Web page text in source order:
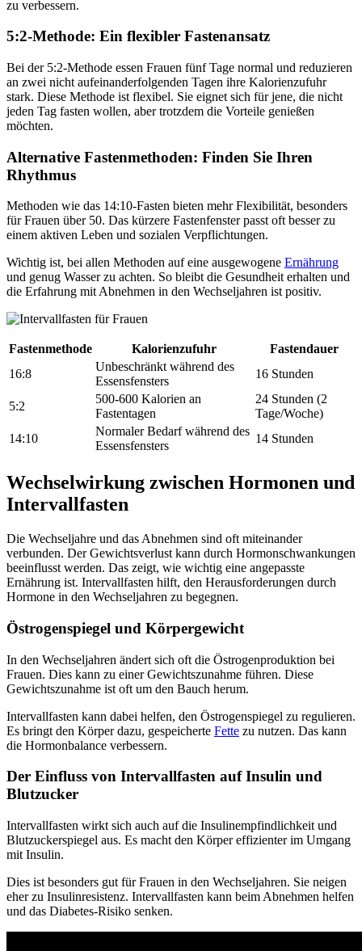
zu verbessern.
5:2-Methode: Ein flexibler Fastenansatz
Bei der 5:2-Methode essen Frauen fünf Tage normal und reduzieren
an zwei nicht aufeinanderfolgenden Tagen ihre Kalorienzufuhr
stark. Diese Methode ist flexibel. Sie eignet sich für jene, die nicht
jeden Tag fasten wollen, aber trotzdem die Vorteile genießen
möchten.
Alternative Fastenmethoden: Finden Sie Ihren
Rhythmus
Methoden wie das 14:10-Fasten bieten mehr Flexibilität, besonders
für Frauen über 50. Das kürzere Fastenfenster passt oft besser zu
einem aktiven Leben und sozialen Verpflichtungen.
Wichtig ist, bei allen Methoden auf eine ausgewogene Ernährung
und genug Wasser zu achten. So bleibt die Gesundheit erhalten und
die Erfahrung mit Abnehmen in den Wechseljahren ist positiv.
Fastenmethode Kalorienzufuhr
Fastendauer
16:8
Unbeschränkt während des
Essensfensters
16 Stunden
5:2
500-600 Kalorien an
Fastentagen
24 Stunden (2
Tage/Woche)
14:10
Normaler Bedarf während des
Essensfensters
14 Stunden
Wechselwirkung zwischen Hormonen und
Intervallfasten
Die Wechseljahre und das Abnehmen sind oft miteinander
verbunden. Der Gewichtsverlust kann durch Hormonschwankungen
beeinflusst werden. Das zeigt, wie wichtig eine angepasste
Ernährung ist. Intervallfasten hilft, den Herausforderungen durch
Hormone in den Wechseljahren zu begegnen.
Östrogenspiegel und Körpergewicht
In den Wechseljahren ändert sich oft die Östrogenproduktion bei
Frauen. Dies kann zu einer Gewichtszunahme führen. Diese
Gewichtszunahme ist oft um den Bauch herum.
Intervallfasten kann dabei helfen, den Östrogenspiegel zu regulieren.
Es bringt den Körper dazu, gespeicherte Fette zu nutzen. Das kann
die Hormonbalance verbessern.
Der Einfluss von Intervallfasten auf Insulin und
Blutzucker
Intervallfasten wirkt sich auch auf die Insulinempfindlichkeit und
Blutzuckerspiegel aus. Es macht den Körper effizienter im Umgang
mit Insulin.
Dies ist besonders gut für Frauen in den Wechseljahren. Sie neigen
eher zu Insulinresistenz. Intervallfasten kann beim Abnehmen helfen
und das Diabetes-Risiko senken.